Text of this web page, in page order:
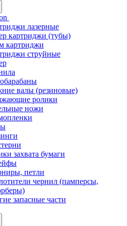
лазерные
картриджи (тубы)
картриджи
струйные
валы (резиновые)
ролики
ножи
захвата бумаги
петли
чернил (памперсы,
запасные части